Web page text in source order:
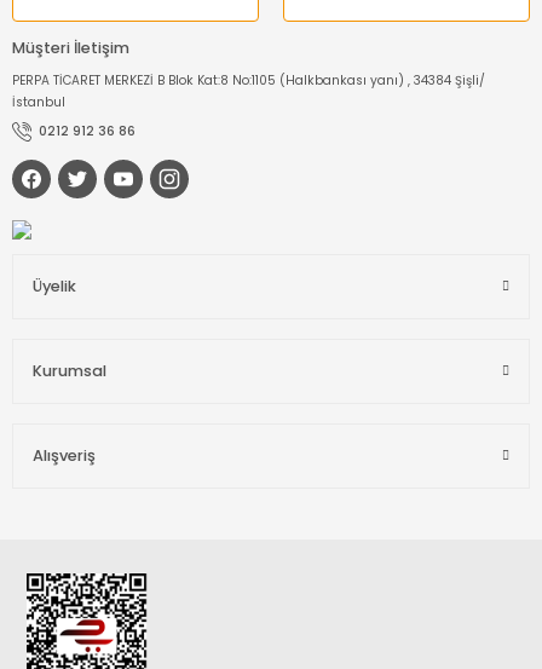
Müşteri İletişim
PERPA TİCARET MERKEZİ B Blok Kat:8 No:1105 (Halkbankası yanı) , 34384 Şişli/
İstanbul
0212 912 36 86
Üyelik
Kurumsal
Alışveriş